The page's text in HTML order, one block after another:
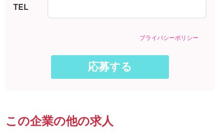
TEL
プライバシーポリシー
この企業の他の求人